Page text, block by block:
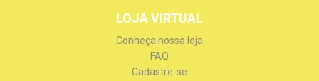
LOJA VIRTUAL
Conheça nossa loja
FAQ
Cadastre-se